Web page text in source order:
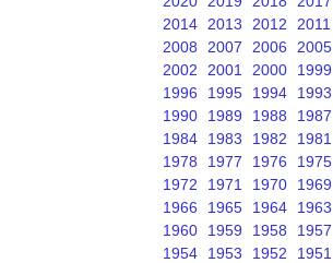
2014
2013 2012 2011
2008
2007 2006 2005
2002
2001 2000 1999
1996
1995 1994 1993
1990
1989 1988 1987
1984
1983 1982 1981
1978
1977 1976 1975
1972
1971 1970 1969
1966
1965 1964 1963
1960
1959 1958 1957
1954
1953 1952 1951